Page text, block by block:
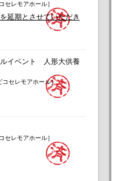
レモアホール］
延期とさせていただき
イベント 人形大供養
セレモアホール］
レモアホール］